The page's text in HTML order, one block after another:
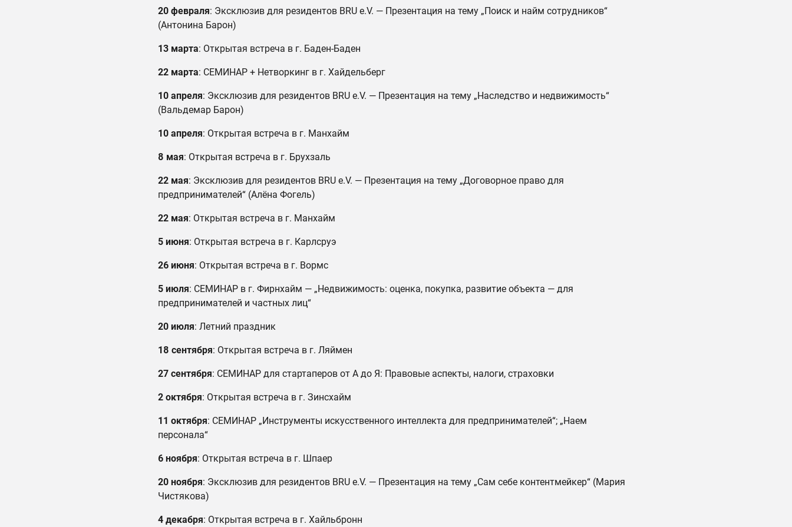
20 февраля: Эксклюзив для резидентов BRU e.V. — Презентация на тему „Поиск и найм сотрудников“
(Антонина Барон)
13 марта: Открытая встреча в г. Баден-Баден
22 марта: СЕМИНАР + Нетворкинг в г. Хайдельберг
10 апреля: Эксклюзив для резидентов BRU e.V. — Презентация на тему „Наследство и недвижимость“
(Вальдемар Барон)
10 апреля: Открытая встреча в г. Манхайм
8 мая: Открытая встреча в г. Брухзаль
22 мая: Эксклюзив для резидентов BRU e.V. — Презентация на тему „Договорное право для
предпринимателей“ (Алёна Фогель)
22 мая: Открытая встреча в г. Манхайм
5 июня: Открытая встреча в г. Карлсруэ
26 июня: Открытая встреча в г. Вормс
5 июля: СЕМИНАР в г. Фирнхайм — „Недвижимость: оценка, покупка, развитие объекта — для
предпринимателей и частных лиц“
20 июля: Летний праздник
18 сентября: Открытая встреча в г. Ляймен
27 сентября: СЕМИНАР для стартаперов от А до Я: Правовые аспекты, налоги, страховки
2 октября: Открытая встреча в г. Зинсхайм
11 октября: СЕМИНАР „Инструменты искусственного интеллекта для предпринимателей“; „Наем
персонала“
6 ноября: Открытая встреча в г. Шпаер
20 ноября: Эксклюзив для резидентов BRU e.V. — Презентация на тему „Сам себе контентмейкер“ (Мария
Чистякова)
4 декабря: Открытая встреча в г. Хайльбронн